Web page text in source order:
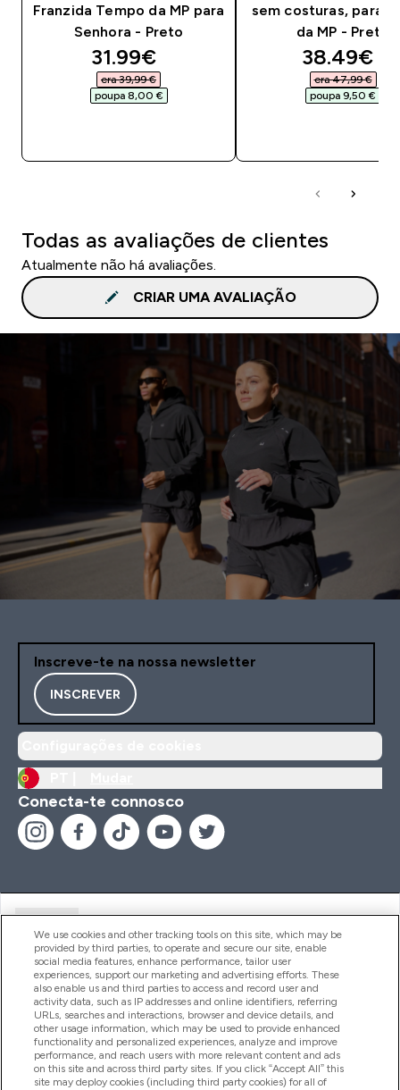
Franzida Tempo da MP para
Senhora - Preto
discounted price
31.99€‎
era 39,99 €‎
poupa 8,00 €‎
sem costuras, para
da MP - Preto
38.49€‎
era 47,99 €‎
poupa 9,50 €‎
Todas as avaliações de clientes
Atualmente não há avaliações.
CRIAR UMA AVALIAÇÃO
Inscreve-te na nossa newsletter
INSCREVER
Conecta-te connosco
Produtos
Informação
We use cookies and other tracking tools on this site, which may be
provided by third parties, to operate and secure our site, enable
social media features, enhance performance, tailor user
experiences, support our marketing and advertising efforts. These
also enable us and third parties to access and record user and
activity data, such as IP addresses and online identifiers, referring
URLs, searches and interactions, browser and device details, and
other usage information, which may be used to provide enhanced
functionality and personalized experiences, analyze and improve
performance, and reach users with more relevant content and ads
on this site and across third party sites. If you click “Accept All” this
site may deploy cookies (including third party cookies) for all of